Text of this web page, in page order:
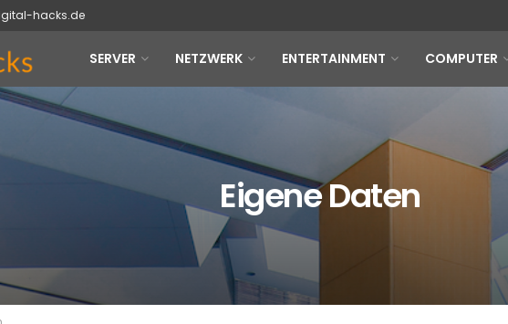
hacks.de
SERVER NETZWERK ENTERTAINMENT COMPUTER
Eigene Daten